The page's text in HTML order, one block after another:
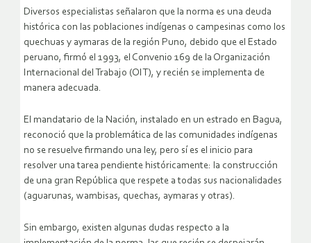
Diversos especialistas señalaron que la norma es una deuda
histórica con las poblaciones indígenas o campesinas como los
quechuas y aymaras de la región Puno, debido que el Estado
peruano, firmó el 1993, el Convenio 169 de la Organización
Internacional del Trabajo (OIT), y recién se implementa de
manera adecuada.
El mandatario de la Nación, instalado en un estrado en Bagua,
reconoció que la problemática de las comunidades indígenas
no se resuelve firmando una ley, pero sí es el inicio para
resolver una tarea pendiente históricamente: la construcción
de una gran República que respete a todas sus nacionalidades
(aguarunas, wambisas, quechas, aymaras y otras).
Sin embargo, existen algunas dudas respecto a la